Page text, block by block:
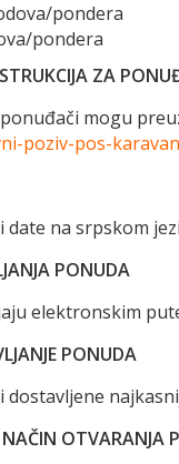
pondera
pondera
ZA
mogu
poziv-pos-karavan
na srpskom
PONUDA
elektronskim
PONUDA
NAČIN OTVARANJA